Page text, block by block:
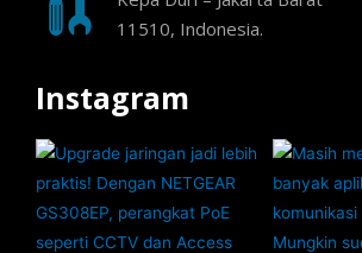
11510, Indonesia.
Instagram